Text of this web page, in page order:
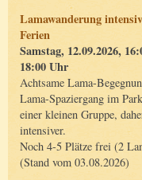
Lamawanderung
Ferien
Samstag, 12.09.2026,
18:00 Uhr
Achtsame Lama-
Lama-Spaziergang im
einer kleinen Gruppe,
intensiver.
Noch 4-5 Plätze frei (2
(Stand vom 03.08.2026)